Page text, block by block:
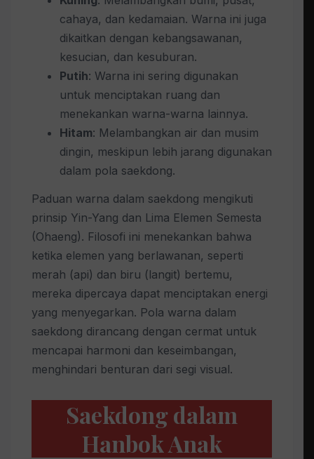
cahaya, dan kedamaian. Warna ini juga
dikaitkan dengan kebangsawanan,
kesucian, dan kesuburan.
Putih: Warna ini sering digunakan
untuk menciptakan ruang dan
menekankan warna-warna lainnya.
Hitam: Melambangkan air dan musim
dingin, meskipun lebih jarang digunakan
dalam pola saekdong.
Paduan warna dalam saekdong mengikuti
prinsip Yin-Yang dan Lima Elemen Semesta
(Ohaeng). Filosofi ini menekankan bahwa
ketika elemen yang berlawanan, seperti
merah (api) dan biru (langit) bertemu,
mereka dipercaya dapat menciptakan energi
yang menyegarkan. Pola warna dalam
saekdong dirancang dengan cermat untuk
mencapai harmoni dan keseimbangan,
menghindari benturan dari segi visual.
Saekdong dalam
Hanbok Anak